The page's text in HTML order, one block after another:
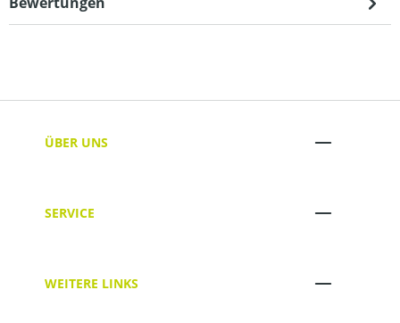
ÜBER UNS
SERVICE
WEITERE LINKS